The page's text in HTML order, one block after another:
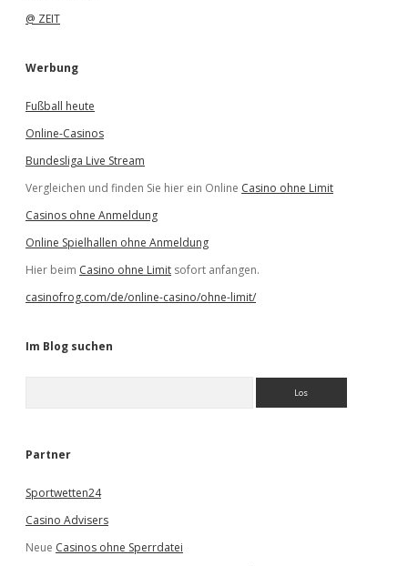
@ ZEIT
Werbung
Fußball heute
Online-Casinos
Bundesliga Live Stream
Vergleichen und finden Sie hier ein Online Casino ohne Limit
Casinos ohne Anmeldung
Online Spielhallen ohne Anmeldung
Hier beim Casino ohne Limit sofort anfangen.
casinofrog.com/de/online-casino/ohne-limit/
Im Blog suchen
e
Partner
Sportwetten24
Casino Advisers
Neue Casinos ohne Sperrdatei